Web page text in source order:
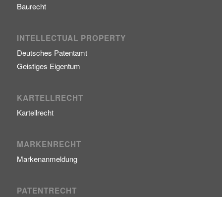
Baurecht
INTELLECTUAL PROPERTY
Deutsches Patentamt
Geistiges Eigentum
KARTELLRECHT
Kartellrecht
MARKENRECHT
Markenanmeldung
PATENTRECHT